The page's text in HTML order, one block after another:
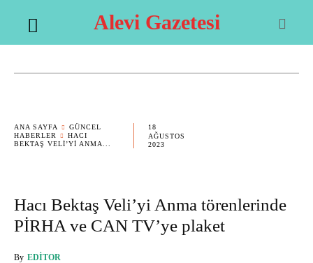
Alevi Gazetesi
ANA SAYFA
GÜNCEL
HABERLER
HACI
BEKTAŞ VELI’YI ANMA...
18
AĞUSTOS
2023
Hacı Bektaş Veli’yi Anma törenlerinde
PİRHA ve CAN TV’ye plaket
By EDITOR